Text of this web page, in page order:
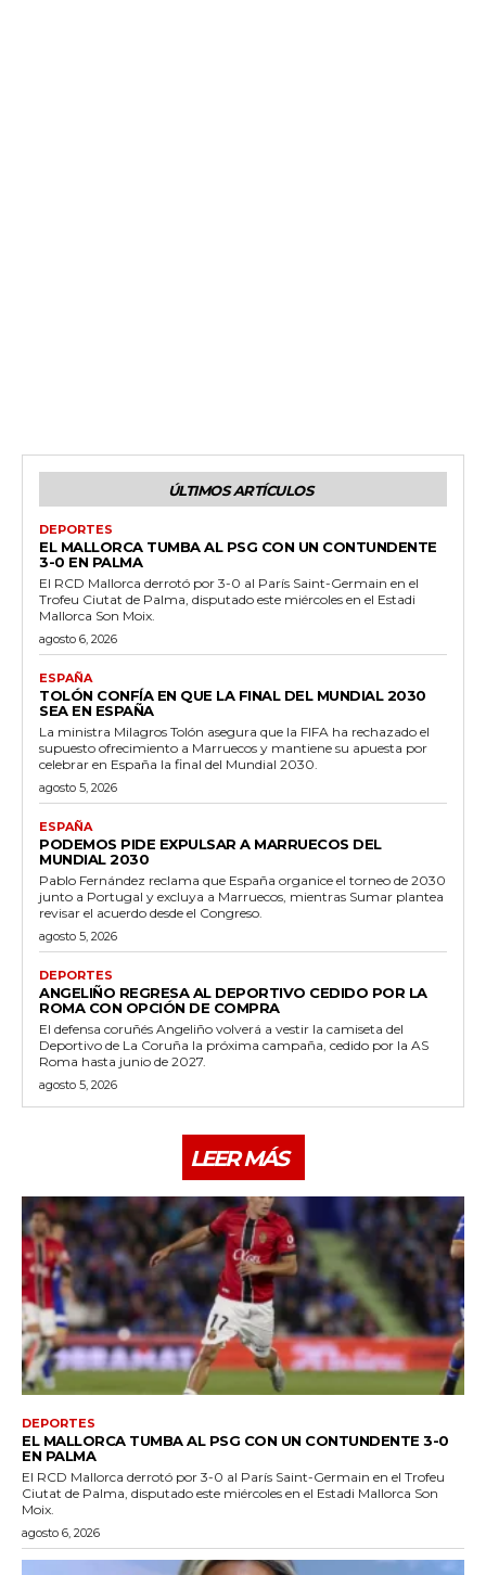
ÚLTIMOS ARTÍCULOS
DEPORTES
EL MALLORCA TUMBA AL PSG CON UN CONTUNDENTE
3-0 EN PALMA
El RCD Mallorca derrotó por 3-0 al París Saint-Germain en el
Trofeu Ciutat de Palma, disputado este miércoles en el Estadi
Mallorca Son Moix.
agosto 6, 2026
ESPAÑA
TOLÓN CONFÍA EN QUE LA FINAL DEL MUNDIAL 2030
SEA EN ESPAÑA
La ministra Milagros Tolón asegura que la FIFA ha rechazado el
supuesto ofrecimiento a Marruecos y mantiene su apuesta por
celebrar en España la final del Mundial 2030.
agosto 5, 2026
ESPAÑA
PODEMOS PIDE EXPULSAR A MARRUECOS DEL
MUNDIAL 2030
Pablo Fernández reclama que España organice el torneo de 2030
junto a Portugal y excluya a Marruecos, mientras Sumar plantea
revisar el acuerdo desde el Congreso.
agosto 5, 2026
DEPORTES
ANGELIÑO REGRESA AL DEPORTIVO CEDIDO POR LA
ROMA CON OPCIÓN DE COMPRA
El defensa coruñés Angeliño volverá a vestir la camiseta del
Deportivo de La Coruña la próxima campaña, cedido por la AS
Roma hasta junio de 2027.
agosto 5, 2026
LEER MÁS
DEPORTES
EL MALLORCA TUMBA AL PSG CON UN CONTUNDENTE 3-0
EN PALMA
El RCD Mallorca derrotó por 3-0 al París Saint-Germain en el Trofeu
Ciutat de Palma, disputado este miércoles en el Estadi Mallorca Son
Moix.
agosto 6, 2026